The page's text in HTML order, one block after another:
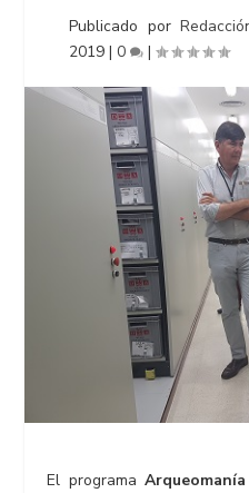
Publicado por
2019 |0 |
El programa Arqueomanía